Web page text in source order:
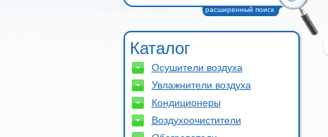
расширенный поиск
Каталог
Осушители воздуха
Увлажнители воздуха
Кондиционеры
Воздухоочистители